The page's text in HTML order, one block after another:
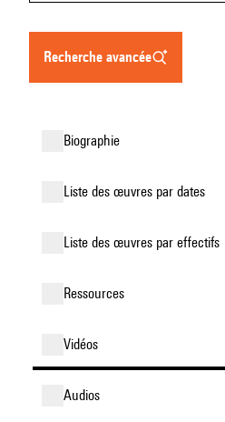
recherche avancée
biographie
liste des œuvres par dates
liste des œuvres par effectifs
ressources
vidéos
audios